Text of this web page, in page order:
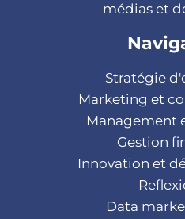
médias et
Stratégie
Marketing et
Management
Gestion
Innovation et
Data